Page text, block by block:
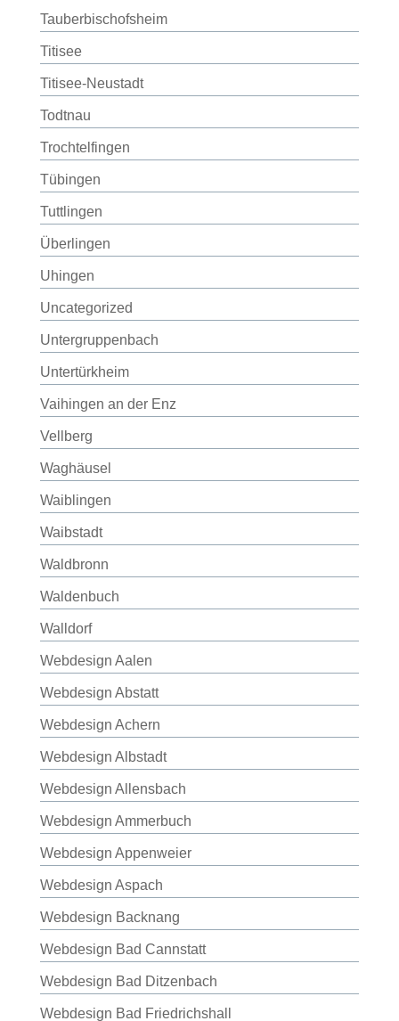
Tauberbischofsheim
Titisee
Titisee-Neustadt
Todtnau
Trochtelfingen
Tübingen
Tuttlingen
Überlingen
Uhingen
Uncategorized
Untergruppenbach
Untertürkheim
Vaihingen an der Enz
Vellberg
Waghäusel
Waiblingen
Waibstadt
Waldbronn
Waldenbuch
Walldorf
Webdesign Aalen
Webdesign Abstatt
Webdesign Achern
Webdesign Albstadt
Webdesign Allensbach
Webdesign Ammerbuch
Webdesign Appenweier
Webdesign Aspach
Webdesign Backnang
Webdesign Bad Cannstatt
Webdesign Bad Ditzenbach
Webdesign Bad Friedrichshall